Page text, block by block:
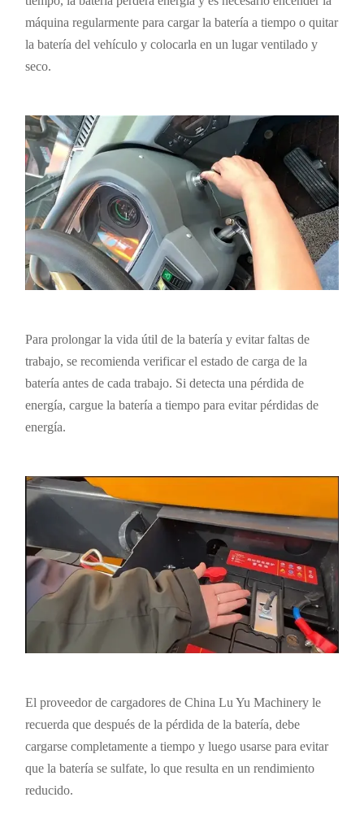
máquina regularmente para cargar la batería a tiempo o quitar
la batería del vehículo y colocarla en un lugar ventilado y
seco.
Para prolongar la vida útil de la batería y evitar faltas de
trabajo, se recomienda verificar el estado de carga de la
batería antes de cada trabajo. Si detecta una pérdida de
energía, cargue la batería a tiempo para evitar pérdidas de
energía.
El proveedor de cargadores de China Lu Yu Machinery le
recuerda que después de la pérdida de la batería, debe
cargarse completamente a tiempo y luego usarse para evitar
que la batería se sulfate, lo que resulta en un rendimiento
reducido.